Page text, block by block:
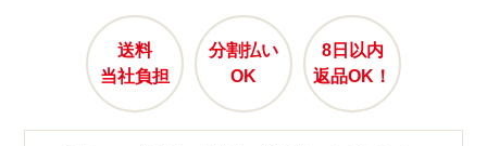
送料
当社負担
分割払い
OK
8日以内
返品OK！